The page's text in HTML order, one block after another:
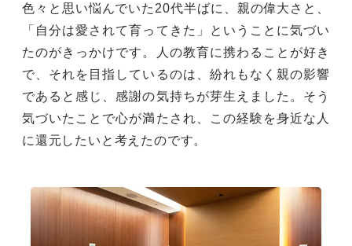
色々と思い悩んでいた20代半ばに、親の偉大さと、
「自分は愛されて育ってきた」ということに気づい
たのがきっかけです。人の教育に携わることが好き
で、それを目指しているのは、紛れもなく親の影響
であると感じ、感謝の気持ちが芽生えました。そう
気づいたことで心が満たされ、この経験を身近な人
に還元したいと考えたのです。